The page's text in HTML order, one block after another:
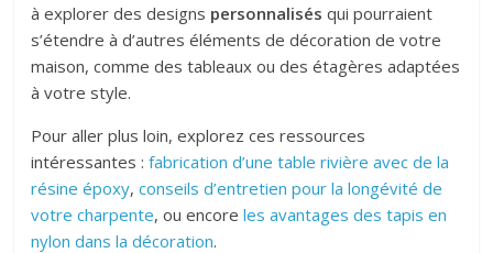
à explorer des designs personnalisés qui pourraient
s’étendre à d’autres éléments de décoration de votre
maison, comme des tableaux ou des étagères adaptées
à votre style.
Pour aller plus loin, explorez ces ressources
intéressantes :fabrication d’une table rivière avec de la
résine époxy,conseils d’entretien pour la longévité de
votre charpente, ou encoreles avantages des tapis en
nylon dans la décoration.